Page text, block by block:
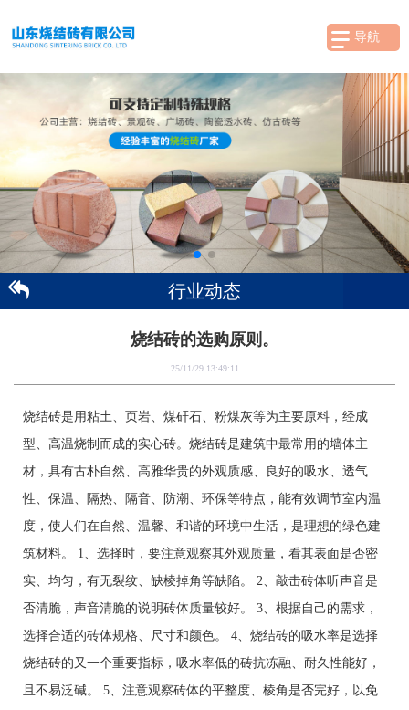
导航
行业动态
烧结砖的选购原则。
25/11/29 13:49:11
烧结砖是用粘土、页岩、煤矸石、粉煤灰等为主要原料，经成
型、高温烧制而成的实心砖。烧结砖是建筑中最常用的墙体主
材，具有古朴自然、高雅华贵的外观质感、良好的吸水、透气
性、保温、隔热、隔音、防潮、环保等特点，能有效调节室内温
度，使人们在自然、温馨、和谐的环境中生活，是理想的绿色建
筑材料。 1、选择时，要注意观察其外观质量，看其表面是否密
实、均匀，有无裂纹、缺棱掉角等缺陷。 2、敲击砖体听声音是
否清脆，声音清脆的说明砖体质量较好。 3、根据自己的需求，
选择合适的砖体规格、尺寸和颜色。 4、烧结砖的吸水率是选择
烧结砖的又一个重要指标，吸水率低的砖抗冻融、耐久性能好，
且不易泛碱。 5、注意观察砖体的平整度、棱角是否完好，以免